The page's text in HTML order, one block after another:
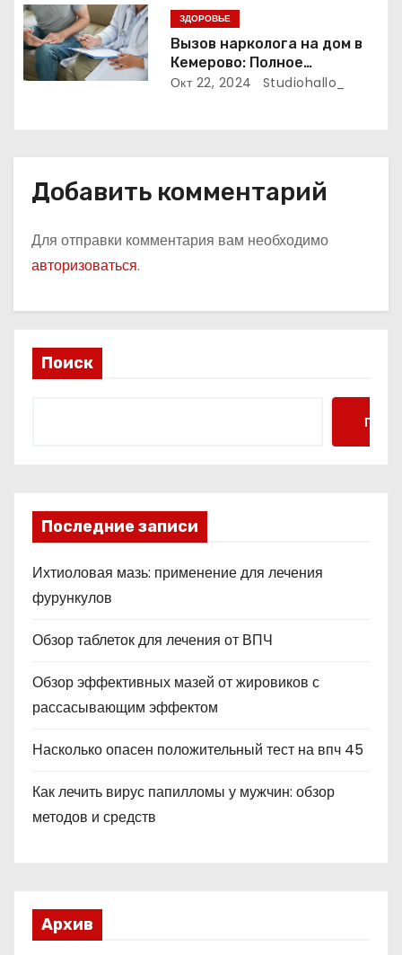
с
я
ЗДОРОВЬЕ
Вызов нарколога на дом в
Кемерово: Полное
руководство
Окт 22, 2024 Studiohallo_
Добавить комментарий
Для отправки комментария вам необходимо
авторизоваться.
Поиск
Поиск
Последние записи
Ихтиоловая мазь: применение для лечения
фурункулов
Обзор таблеток для лечения от ВПЧ
Обзор эффективных мазей от жировиков с
рассасывающим эффектом
Насколько опасен положительный тест на впч 45
Как лечить вирус папилломы у мужчин: обзор
методов и средств
Архив